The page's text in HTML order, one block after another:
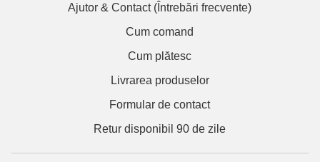
Ajutor & Contact (Întrebări frecvente)
Cum comand
Cum plătesc
Livrarea produselor
Formular de contact
Retur disponibil 90 de zile